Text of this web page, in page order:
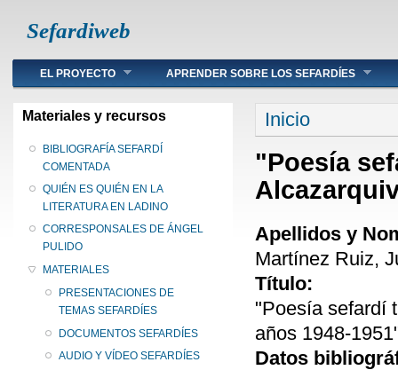
Sefardiweb
Main menu
EL PROYECTO APRENDER SOBRE LOS SEFARDÍES
Materiales y recursos
BIBLIOGRAFÍA SEFARDÍ
COMENTADA
QUIÉN ES QUIÉN EN LA
LITERATURA EN LADINO
CORRESPONSALES DE ÁNGEL
PULIDO
MATERIALES
PRESENTACIONES DE
TEMAS SEFARDÍES
DOCUMENTOS SEFARDÍES
AUDIO Y VÍDEO SEFARDÍES
Se encuentra
Inicio
"Poesía
Apellidos y
Martínez Ruiz,
Título:
"Poesía sefardí
años 1948-
Datos